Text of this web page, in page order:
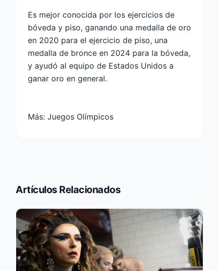
Es mejor conocida por los ejercicios de
bóveda y piso, ganando una medalla de oro
en 2020 para el ejercicio de piso, una
medalla de bronce en 2024 para la bóveda,
y ayudó al equipo de Estados Unidos a
ganar oro en general.
Más: Juegos Olímpicos
Artículos Relacionados